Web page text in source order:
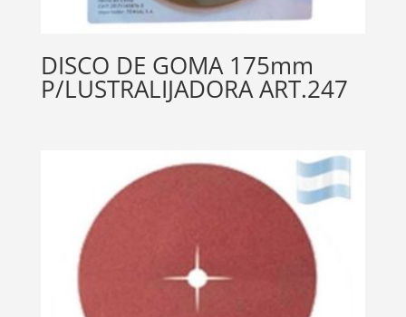
DISCO DE GOMA 175mm
P/LUSTRALIJADORA ART.247